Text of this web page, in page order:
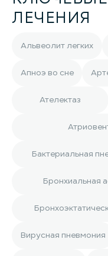
ЛЕЧЕНИЯ
Альвеолит легких
Апноэ во сне
Ателектаз
Бактериальная
Бронхиальная
Вирусная пневмония